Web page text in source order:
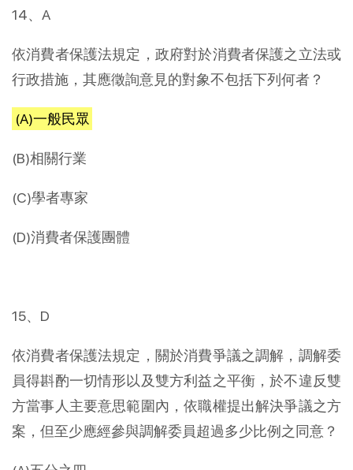
14、A
依消費者保護法規定，政府對於消費者保護之立法或
行政措施，其應徵詢意見的對象不包括下列何者？
(A)一般民眾
(B)相關行業
(C)學者專家
(D)消費者保護團體
15、D
依消費者保護法規定，關於消費爭議之調解，調解委
員得斟酌一切情形以及雙方利益之平衡，於不違反雙
方當事人主要意思範圍內，依職權提出解決爭議之方
案，但至少應經參與調解委員超過多少比例之同意？